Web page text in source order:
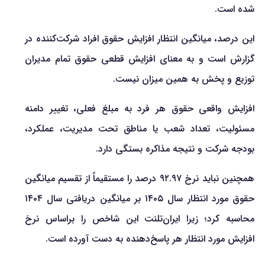
شده است.
این درصد، میانگین انتظار افزایش حقوق افراد شرکت‌کننده در
گزارش است و به معنای افزایش قطعی حقوق تمام مدیران
توزیع و پخش به همین میزان نیست.
افزایش واقعی حقوق هر فرد به مبلغ فعلی، تغییر دامنه
مسئولیت، تعداد شعب یا مناطق تحت مدیریت، عملکرد،
بودجه شرکت و نتیجه مذاکره بستگی دارد.
همچنین نباید نرخ ۹۲.۹۷ درصد را مستقیماً از تقسیم میانگین
حقوق مورد انتظار سال ۱۴۰۵ بر میانگین دریافتی سال ۱۴۰۴
محاسبه کرد؛ زیرا ایران‌تلنت این شاخص را براساس نرخ
افزایش مورد انتظار هر پاسخ‌دهنده به دست آورده است.